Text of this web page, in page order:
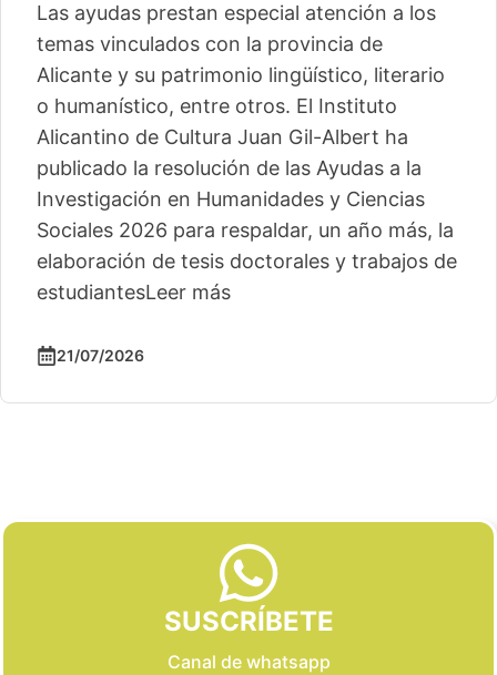
Las ayudas prestan especial atención a los
temas vinculados con la provincia de
Alicante y su patrimonio lingüístico, literario
o humanístico, entre otros. El Instituto
Alicantino de Cultura Juan Gil-Albert ha
publicado la resolución de las Ayudas a la
Investigación en Humanidades y Ciencias
Sociales 2026 para respaldar, un año más, la
elaboración de tesis doctorales y trabajos de
estudiantesLeer más
21/07/2026
SUSCRÍBETE
Canal de whatsapp